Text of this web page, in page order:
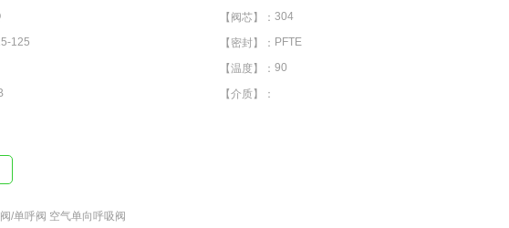
【阀芯】： 304
125 【密封】： PFTE
【温度】： 90
【介质】：
/单呼阀 空气单向呼吸阀